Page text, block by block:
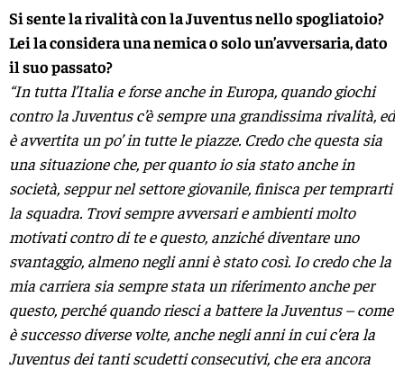
Si sente la rivalità con la Juventus nello spogliatoio?
Lei la considera una nemica o solo un’avversaria, dato
il suo passato?
“In tutta l’Italia e forse anche in Europa, quando giochi
contro la Juventus c’è sempre una grandissima rivalità, ed
è avvertita un po’ in tutte le piazze. Credo che questa sia
una situazione che, per quanto io sia stato anche in
società, seppur nel settore giovanile, finisca per temprarti
la squadra. Trovi sempre avversari e ambienti molto
motivati contro di te e questo, anziché diventare uno
svantaggio, almeno negli anni è stato così. Io credo che la
mia carriera sia sempre stata un riferimento anche per
questo, perché quando riesci a battere la Juventus – come
è successo diverse volte, anche negli anni in cui c’era la
Juventus dei tanti scudetti consecutivi, che era ancora